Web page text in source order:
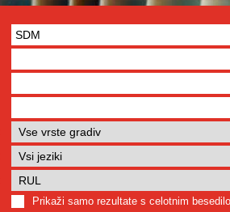
Prikaži samo rezultate s celotnim